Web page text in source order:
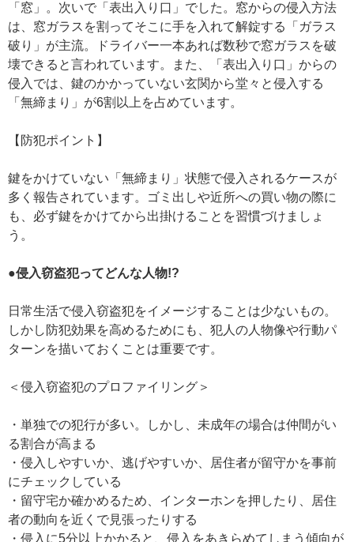
「窓」。次いで「表出入り口」でした。窓からの侵入方法
は、窓ガラスを割ってそこに手を入れて解錠する「ガラス
破り」が主流。ドライバー一本あれば数秒で窓ガラスを破
壊できると言われています。また、「表出入り口」からの
侵入では、鍵のかかっていない玄関から堂々と侵入する
「無締まり」が6割以上を占めています。
【防犯ポイント】
鍵をかけていない「無締まり」状態で侵入されるケースが
多く報告されています。ゴミ出しや近所への買い物の際に
も、必ず鍵をかけてから出掛けることを習慣づけましょ
う。
●侵入窃盗犯ってどんな人物!?
日常生活で侵入窃盗犯をイメージすることは少ないもの。
しかし防犯効果を高めるためにも、犯人の人物像や行動パ
ターンを描いておくことは重要です。
＜侵入窃盗犯のプロファイリング＞
・単独での犯行が多い。しかし、未成年の場合は仲間がい
る割合が高まる
・侵入しやすいか、逃げやすいか、居住者が留守かを事前
にチェックしている
・留守宅か確かめるため、インターホンを押したり、居住
者の動向を近くで見張ったりする
・侵入に5分以上かかると、侵入をあきらめてしまう傾向が